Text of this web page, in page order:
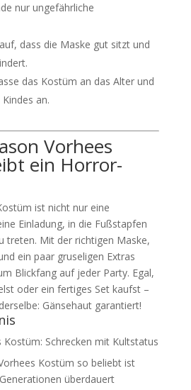
nur ungefährliche
dass die Maske gut sitzt und
das Kostüm an das Alter und
an.
Vorhees
ein Horror-
ist nicht nur eine
Einladung, in die Fußstapfen
treten. Mit der richtigen Maske,
ein paar gruseligen Extras
Blickfang auf jeder Party. Egal,
oder ein fertiges Set kaufst –
Gänsehaut garantiert!
Kostüm: Schrecken mit Kultstatus
Kostüm so beliebt ist
überdauert